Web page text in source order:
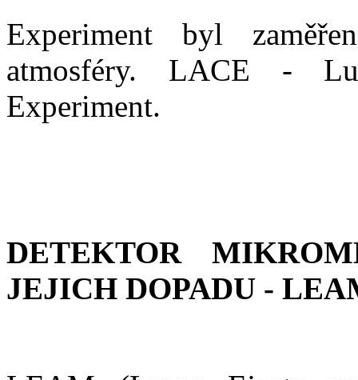
Experiment byl
atmosféry. LACE -
Experiment.
DETEKTOR
JEJICH DOPADU -